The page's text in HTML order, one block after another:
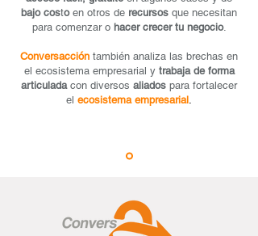
bajo costoen otros de recursos que necesitan
para comenzar o hacer crecer tu negocio.
Conversacción también analiza las brechas en
el ecosistema empresarial y trabaja de forma
articuladacon diversos aliados para fortalecer
el ecosistema empresarial.